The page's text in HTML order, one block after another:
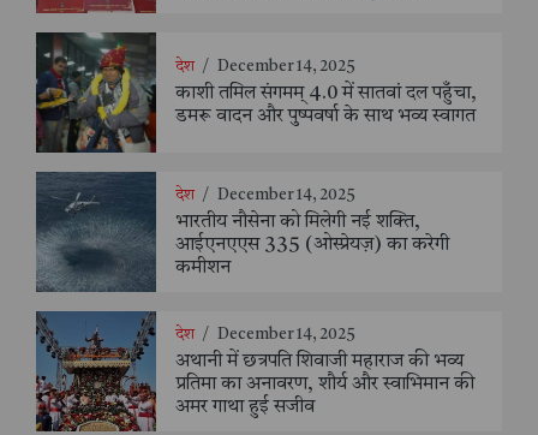
देश / December 14, 2025
काशी तमिल संगमम् 4.0 में सातवां दल पहुँचा,
डमरू वादन और पुष्पवर्षा के साथ भव्य स्वागत
देश / December 14, 2025
भारतीय नौसेना को मिलेगी नई शक्ति,
आईएनएएस 335 (ओस्प्रेयज़) का करेगी
कमीशन
देश / December 14, 2025
अथानी में छत्रपति शिवाजी महाराज की भव्य
प्रतिमा का अनावरण, शौर्य और स्वाभिमान की
अमर गाथा हुई सजीव